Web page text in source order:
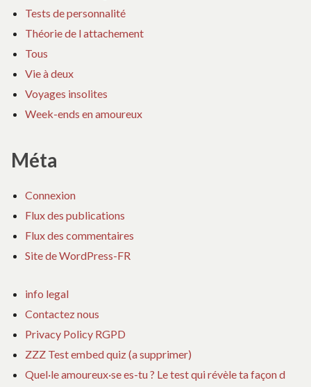
Tests de personnalité
Théorie de l attachement
Tous
Vie à deux
Voyages insolites
Week-ends en amoureux
Méta
Connexion
Flux des publications
Flux des commentaires
Site de WordPress-FR
info legal
Contactez nous
Privacy Policy RGPD
ZZZ Test embed quiz (a supprimer)
Quel·le amoureux·se es-tu ? Le test qui révèle ta façon d